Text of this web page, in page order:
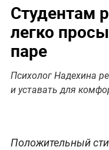
Студентам
легко
паре
Психолог Надехина
и уставать для
Положительный